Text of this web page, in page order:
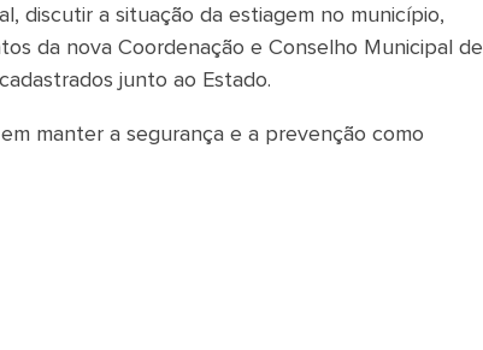
discutir a situação da estiagem no município,
da nova Coordenação e Conselho Municipal de
junto ao Estado.
manter a segurança e a prevenção como